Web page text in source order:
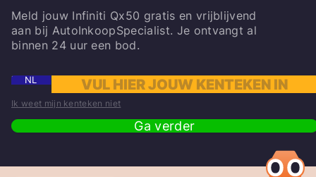
Meld jouw Infiniti Qx50 gratis en vrijblijvend
aan bij AutoInkoopSpecialist. Je ontvangt al
binnen 24 uur een bod.
NL
Ik weet mijn kenteken niet
Ga verder